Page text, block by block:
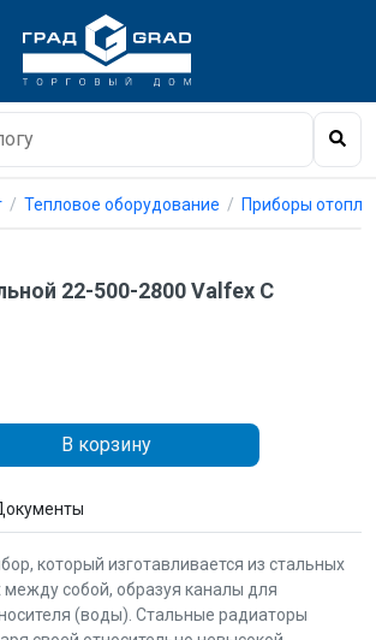
Тепловое оборудование Приборы
22-500-2800 Valfex C
В корзину
который изготавливается из стальных
между собой, образуя каналы для
(воды). Стальные радиаторы